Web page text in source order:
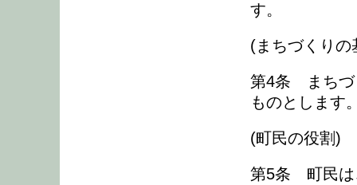
す。
(まちづくりの
第4条 まちづ
ものとします
(町民の役割)
第5条 町民は